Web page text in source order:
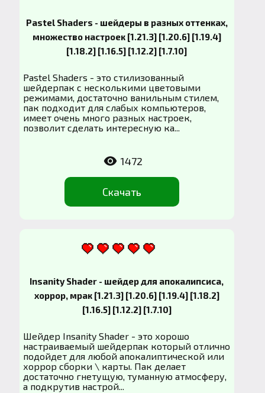
Pastel Shaders - шейдеры в разных оттенках,
множество настроек [1.21.3] [1.20.6] [1.19.4]
[1.18.2] [1.16.5] [1.12.2] [1.7.10]
Pastel Shaders - это стилизованный
шейдерпак с несколькими цветовыми
режимами, достаточно ванильным стилем,
пак подходит для слабых компьютеров,
имеет очень много разных настроек,
позволит сделать интересную ка...
Скачать
1472
Insanity Shader - шейдер для апокалипсиса,
хоррор, мрак [1.21.3] [1.20.6] [1.19.4] [1.18.2]
[1.16.5] [1.12.2] [1.7.10]
Шейдер Insanity Shader - это хорошо
настраиваемый шейдерпак который отлично
подойдет для любой апокалиптической или
хоррор сборки \ карты. Пак делает
достаточно гнетущую, туманную атмосферу,
а подкрутив настрой...